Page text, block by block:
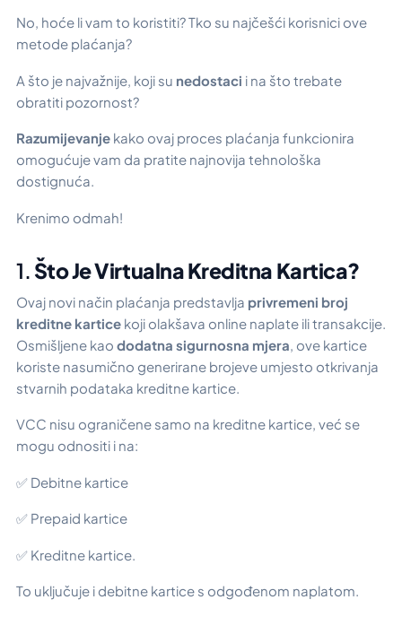
No, hoće li vam to koristiti? Tko su najčešći korisnici ove
metode plaćanja?
A što je najvažnije, koji su nedostaci i na što trebate
obratiti pozornost?
Razumijevanje kako ovaj proces plaćanja funkcionira
omogućuje vam da pratite najnovija tehnološka
dostignuća.
Krenimo odmah!
1. Što Je Virtualna Kreditna Kartica?
Ovaj novi način plaćanja predstavlja privremeni broj
kreditne kartice koji olakšava online naplate ili transakcije.
Osmišljene kao dodatna sigurnosna mjera , ove kartice
koriste nasumično generirane brojeve umjesto otkrivanja
stvarnih podataka kreditne kartice.
VCC nisu ograničene samo na kreditne kartice, već se
mogu odnositi i na:
✅ Debitne kartice
✅ Prepaid kartice
✅ Kreditne kartice.
To uključuje i debitne kartice s odgođenom naplatom.